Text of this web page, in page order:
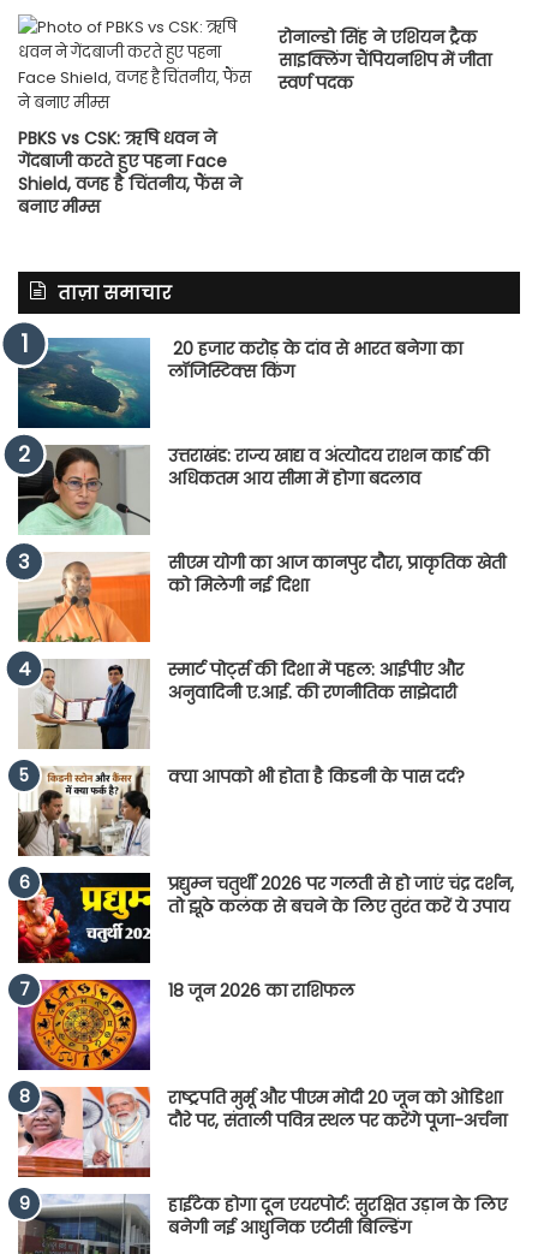
PBKS vs CSK: ऋषि धवन ने
गेंदबाजी करते हुए पहना Face
Shield, वजह है चिंतनीय, फैंस ने
बनाए मीम्स
रोनाल्डो सिंह ने एशियन ट्रैक
साइक्लिंग चैंपियनशिप में जीता
स्वर्ण पदक
ताज़ा समाचार
20 हजार करोड़ के दांव से भारत बनेगा का
लॉजिस्टिक्स किंग
उत्तराखंड: राज्य खाद्य व अंत्योदय राशन कार्ड की
अधिकतम आय सीमा में होगा बदलाव
सीएम योगी का आज कानपुर दौरा, प्राकृतिक खेती
को मिलेगी नई दिशा
स्मार्ट पोर्ट्स की दिशा में पहल: आईपीए और
अनुवादिनी ए.आई. की रणनीतिक साझेदारी
क्या आपको भी होता है किडनी के पास दर्द?
प्रद्युम्न चतुर्थी 2026 पर गलती से हो जाएं चंद्र दर्शन,
तो झूठे कलंक से बचने के लिए तुरंत करें ये उपाय
18 जून 2026 का राशिफल
राष्ट्रपति मुर्मू और पीएम मोदी 20 जून को ओडिशा
दौरे पर, संताली पवित्र स्थल पर करेंगे पूजा-अर्चना
हाईटेक होगा दून एयरपोर्ट: सुरक्षित उड़ान के लिए
बनेगी नई आधुनिक एटीसी बिल्डिंग